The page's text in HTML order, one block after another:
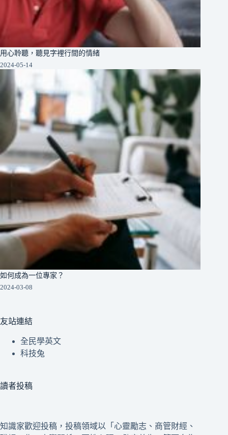
用心聆聽，聽見字裡行間的情緒
2024-05-14
如何成為一位專家？
2024-03-08
友站連結
全民學英文
科技兔
讀者投稿
知識家歡迎投稿，投稿領域以「心靈勵志、商管財經、